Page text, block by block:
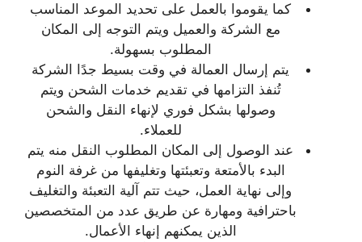
كما يقوموا بالعمل على تحديد الموعد المناسب
مع الشركة والعميل ويتم التوجه إلى المكان
المطلوب بسهولة.
يتم إرسال العمالة في وقت بسيط جدًا الشركة
تُنفذ التزامها في تقديم خدمات الشحن ويتم
وصولها بشكل فوري لإنهاء النقل والشحن
للعملاء.
عند الوصول إلى المكان المطلوب النقل منه يتم
البدء بالأمتعة وتعبئتها وتغليفها من غرفة النوم
وإلى نهاية العمل، حيث تتم آلية التعبئة والتغليف
باحترافية ومهارة عن طريق عدد من المتخصصين
الذين يمكنهم إنهاء الأعمال.